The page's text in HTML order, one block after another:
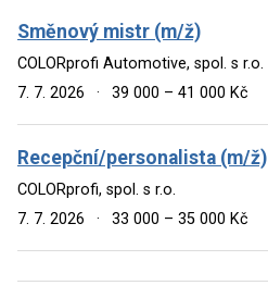
Směnový mistr (m/ž)
COLORprofi Automotive, spol. s r.o.
7. 7. 2026
· 39 000 – 41 000 Kč
Recepční/personalista (m/ž)
COLORprofi, spol. s r.o.
7. 7. 2026
· 33 000 – 35 000 Kč